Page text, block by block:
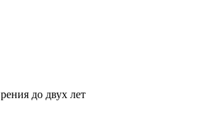
до двух лет